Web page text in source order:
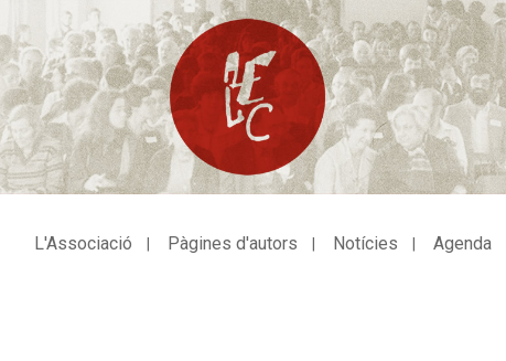
L'Associació Pàgines d'autors Notícies Agenda